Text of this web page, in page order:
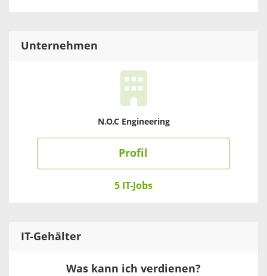
Unternehmen
N.O.C Engineering
Profil
5 IT-Jobs
IT-Gehälter
Was kann ich verdienen?